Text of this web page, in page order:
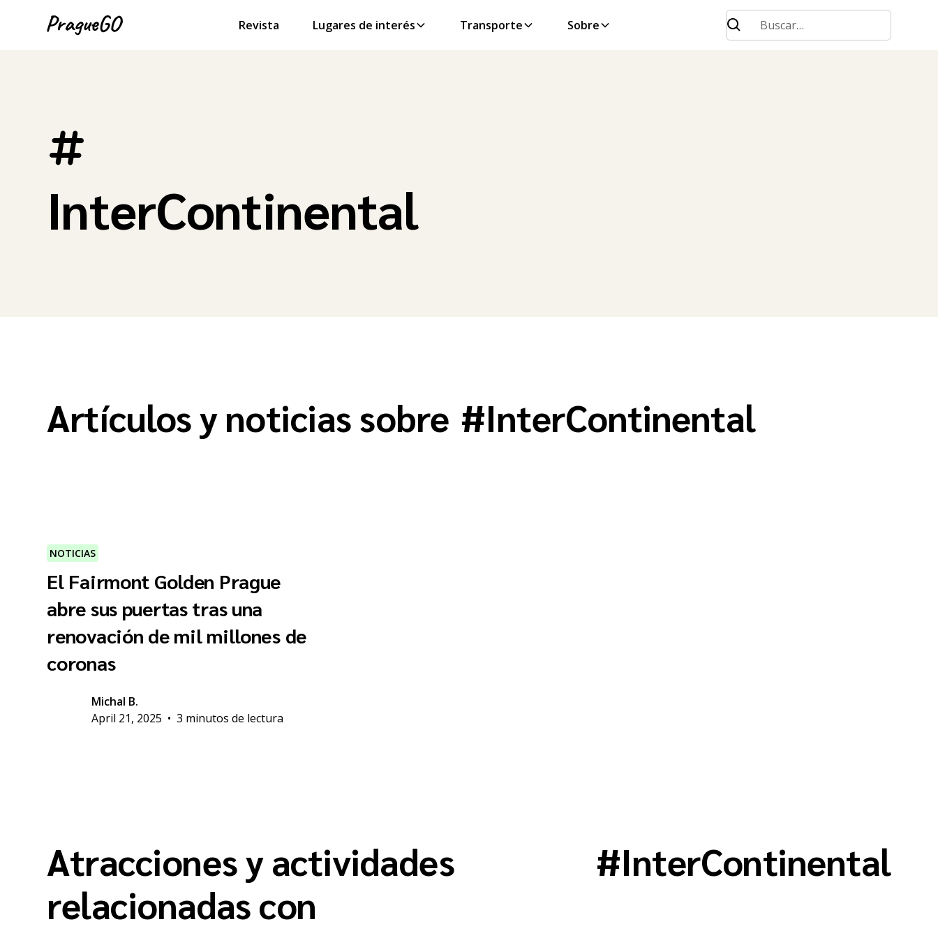
Revista Lugares de interés Transporte Sobre
InterContinental
Artículos y noticias sobre #InterContinental
NOTICIAS
El Fairmont Golden Prague
abre sus puertas tras una
renovación de mil millones de
coronas
Michal B.
April 21, 2025 • 3 minutos de lectura
Atracciones y actividades
relacionadas con
#InterContinental